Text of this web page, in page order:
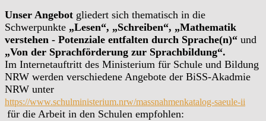
Unser Angebot gliedert sich thematisch in die
Schwerpunkte „Lesen“, „Schreiben“, „Mathematik
verstehen - Potenziale entfalten durch Sprache(n)“ und
„Von der Sprachförderung zur Sprachbildung“.
Im Internetauftritt des Ministerium für Schule und Bildung
NRW werden verschiedene Angebote der BiSS-Akadmie
NRW unter
https://www.schulministerium.nrw/massnahmenkatalog-saeule-ii
für die Arbeit in den Schulen empfohlen: